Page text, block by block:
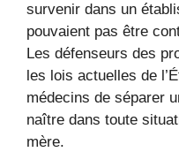
survenir dans un
pouvaient pas être
Les défenseurs des
les lois actuelles de
médecins de séparer
naître dans toute
mère.